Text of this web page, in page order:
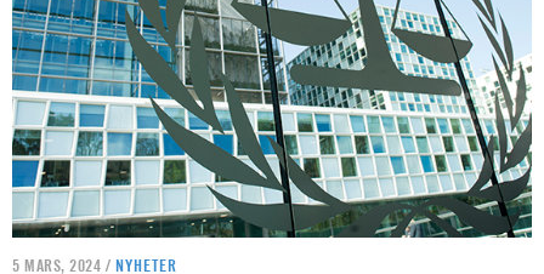
5 MARS, 2024 / NYHETER